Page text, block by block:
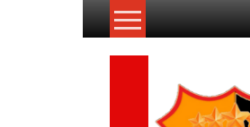
Lompat
Jurnalisme